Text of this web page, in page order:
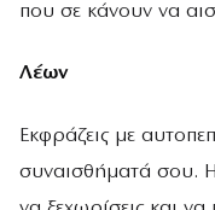
που σε κάνουν να
Λέων
Εκφράζεις με
συναισθήματά σου.